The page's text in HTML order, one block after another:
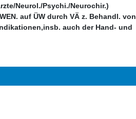
Neurol./Psychi./Neurochir.)
auf ÜW durch VÄ z. Behandl. von
auch der Hand- und